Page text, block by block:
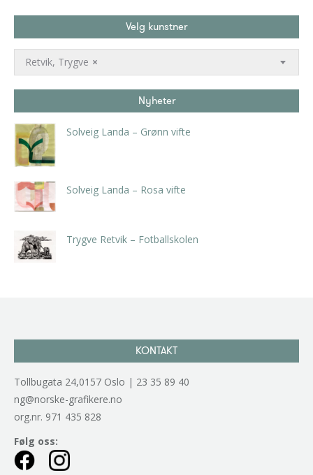
Velg kunstner
×
Retvik, Trygve
Nyheter
Solveig Landa – Grønn vifte
Solveig Landa – Rosa vifte
Trygve Retvik – Fotballskolen
KONTAKT
Tollbugata 24,0157 Oslo | 23 35 89 40
ng@norske-grafikere.no
org.nr. 971 435 828
Følg oss: